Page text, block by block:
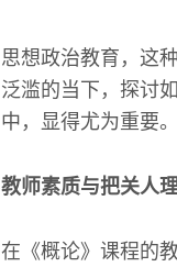
思想政治教育，这
泛滥的当下，探讨
中，显得尤为重要。
教师素质与把关人
在《概论》课程的